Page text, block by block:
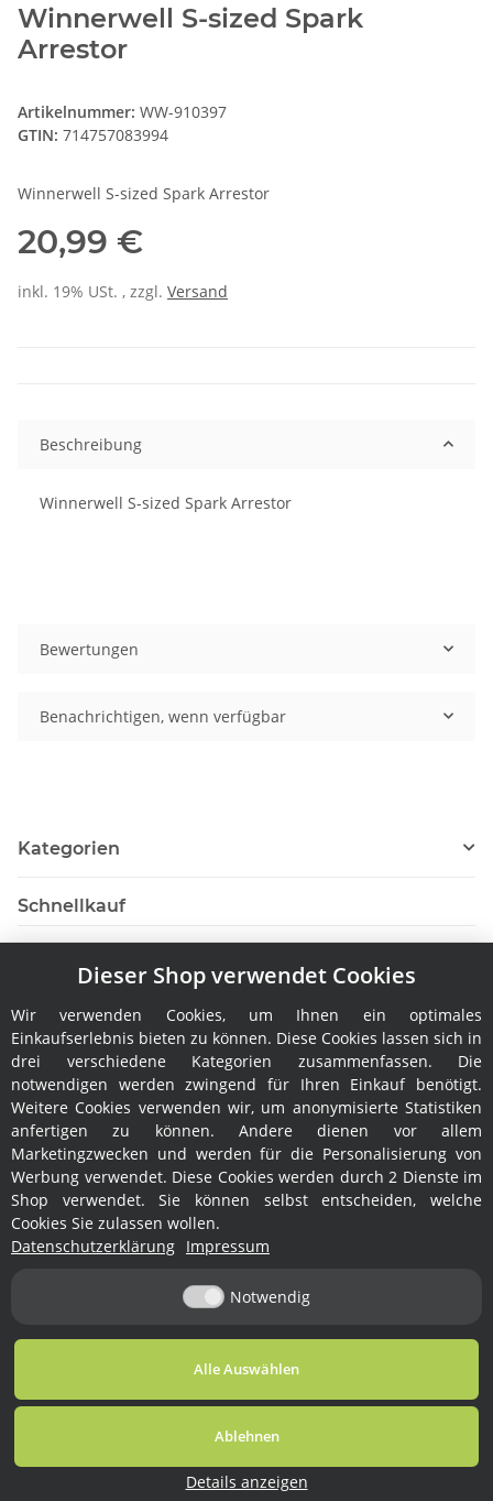
Winnerwell S-sized Spark
Arrestor
Artikelnummer: WW-910397
GTIN: 714757083994
Winnerwell S-sized Spark Arrestor
20,99 €
inkl. 19% USt. , zzgl. Versand
Beschreibung
Winnerwell S-sized Spark Arrestor
Bewertungen
Benachrichtigen, wenn verfügbar
Kategorien
Schnellkauf
Hersteller
Rechtliches
* Alle Preise inkl. gesetzlicher USt., zzgl.Versand
Dieser Shop verwendet Cookies
Wir verwenden Cookies, um Ihnen ein optimales
Einkaufserlebnis bieten zu können. Diese Cookies lassen sich in
drei verschiedene Kategorien zusammenfassen. Die
notwendigen werden zwingend für Ihren Einkauf benötigt.
Weitere Cookies verwenden wir, um anonymisierte Statistiken
anfertigen zu können. Andere dienen vor allem
Marketingzwecken und werden für die Personalisierung von
Werbung verwendet. Diese Cookies werden durch 2 Dienste im
Shop verwendet. Sie können selbst entscheiden, welche
Cookies Sie zulassen wollen.
Datenschutzerklärung Impressum
Notwendig
Alle Auswählen
Ablehnen
Details anzeigen